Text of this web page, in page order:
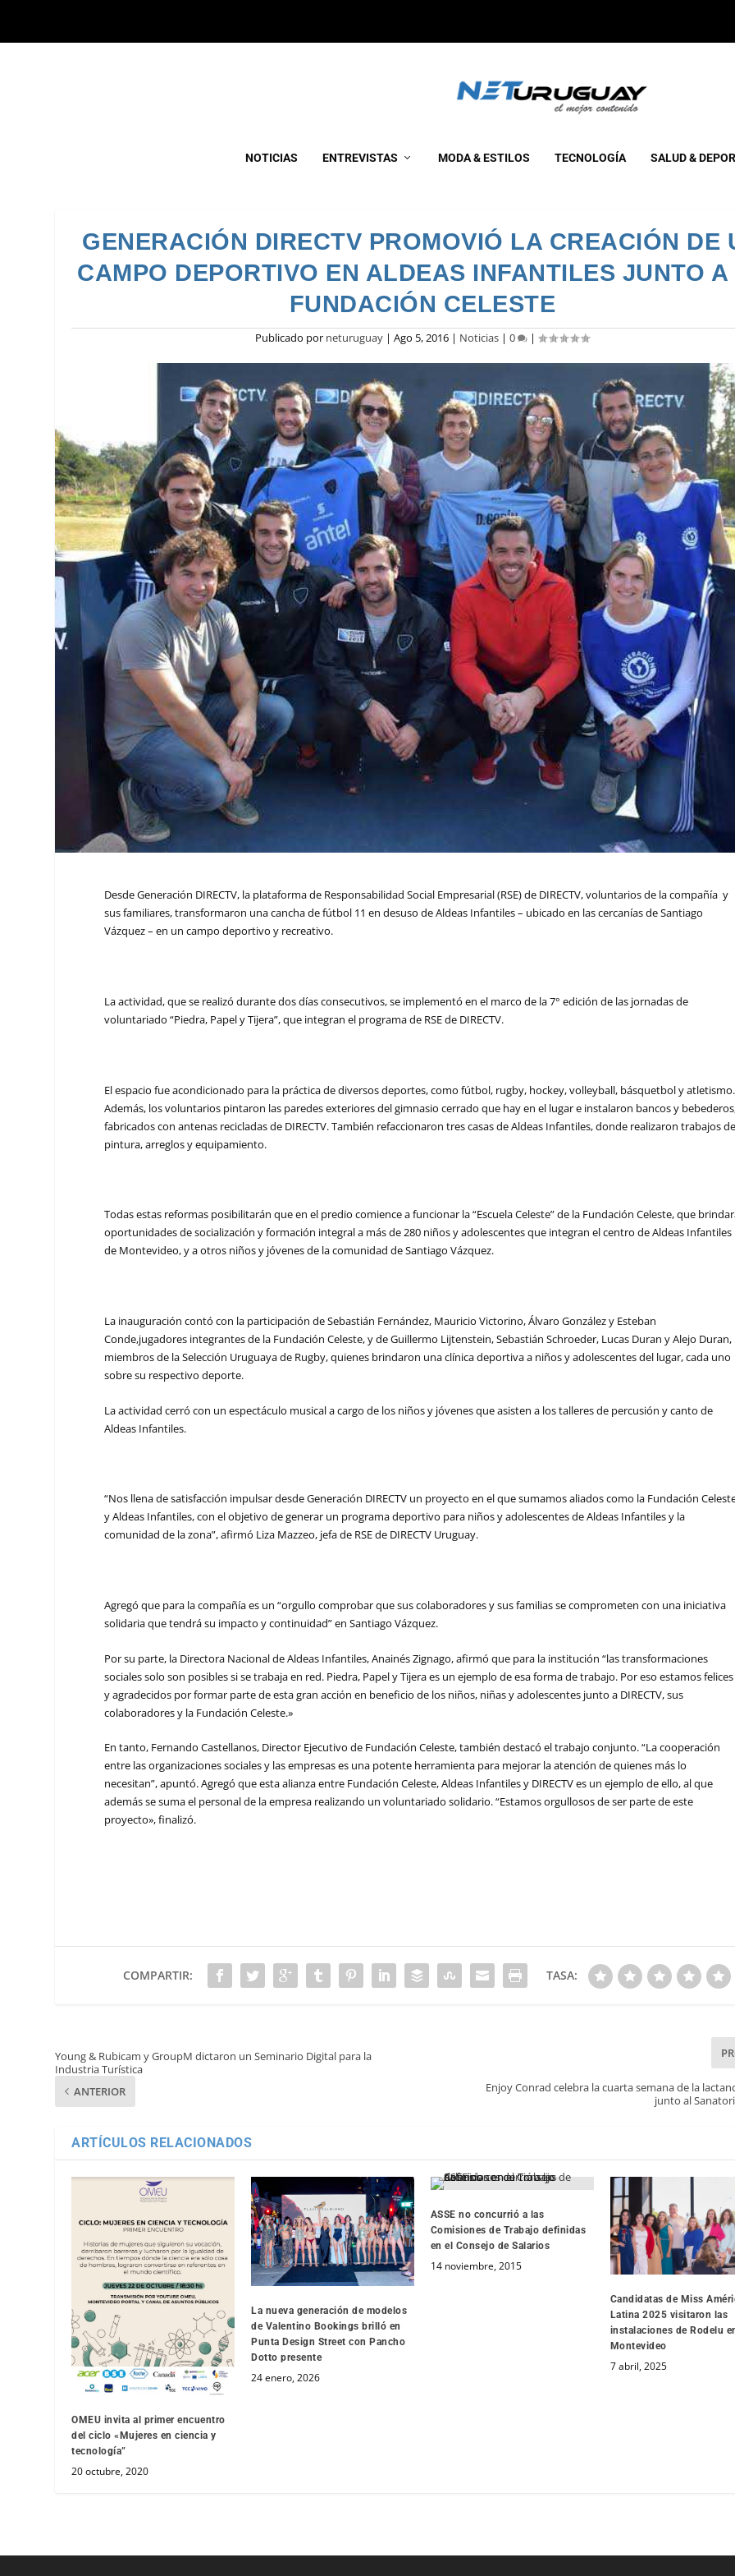
NOTICIAS ENTREVISTAS MODA & ESTILOS TECNOLOGÍA SALUD &
GENERACIÓN DIRECTV PROMOVIÓ LA CREACIÓN DE
CAMPO DEPORTIVO EN ALDEAS INFANTILES JUNTO
FUNDACIÓN CELESTE
Publicado por neturuguay |Ago 5, 2016 | Noticias |0 |
Desde Generación DIRECTV, la plataforma de Responsabilidad Social Empresarial (RSE) de DIRECTV, voluntarios de la compañía y
sus familiares, transformaron una cancha de fútbol 11 en desuso de Aldeas Infantiles – ubicado en las cercanías de Santiago
Vázquez – en un campo deportivo y recreativo.
La actividad, que se realizó durante dos días consecutivos, se implementó en el marco de la 7° edición de las jornadas de
voluntariado “Piedra, Papel y Tijera”, que integran el programa de RSE de DIRECTV.
El espacio fue acondicionado para la práctica de diversos deportes, como fútbol, rugby, hockey, volleyball, básquetbol y atletismo.
Además, los voluntarios pintaron las paredes exteriores del gimnasio cerrado que hay en el lugar e instalaron bancos y
fabricados con antenas recicladas de DIRECTV. También refaccionaron tres casas de Aldeas Infantiles, donde realizaron trabajos
pintura, arreglos y equipamiento.
Todas estas reformas posibilitarán que en el predio comience a funcionar la “Escuela Celeste” de la Fundación Celeste, que
oportunidades de socialización y formación integral a más de 280 niños y adolescentes que integran el centro de Aldeas Infantiles
de Montevideo, y a otros niños y jóvenes de la comunidad de Santiago Vázquez.
La inauguración contó con la participación deSebastián Fernández, Mauricio Victorino, Álvaro González y Esteban
Conde,jugadores integrantes de la Fundación Celeste, y de Guillermo Lijtenstein, Sebastián Schroeder, Lucas Duran y Alejo Duran,
miembros de la Selección Uruguaya de Rugby, quienes brindaron una clínica deportiva a niños y adolescentes del lugar, cada uno
sobre su respectivo deporte.
La actividad cerró con un espectáculo musical a cargo de los niños y jóvenes que asisten a los talleres de percusión y canto de
Aldeas Infantiles.
“Nos llena de satisfacción impulsar desde Generación DIRECTV un proyecto en el que sumamos aliados como la Fundación
y Aldeas Infantiles, con el objetivo de generar un programa deportivo para niños y adolescentes de Aldeas Infantiles y la
comunidad de la zona”, afirmó Liza Mazzeo, jefa de RSE de DIRECTV Uruguay.
Agregó que para la compañía es un “orgullo comprobar que sus colaboradores y sus familias se comprometen con una iniciativa
solidaria que tendrá su impacto y continuidad” en Santiago Vázquez.
Por su parte, la Directora Nacional de Aldeas Infantiles, Anainés Zignago, afirmó que para la institución “las transformaciones
sociales solo son posibles si se trabaja en red. Piedra, Papel y Tijeraes un ejemplo de esa forma de trabajo. Por eso estamos felices
y agradecidos por formar parte de esta gran acción en beneficio de los niños, niñas y adolescentes junto a DIRECTV, sus
colaboradores y la Fundación Celeste.»
En tanto, Fernando Castellanos, Director Ejecutivo de Fundación Celeste, también destacó el trabajo conjunto. “La cooperación
entre las organizaciones sociales y las empresas es una potente herramienta para mejorar la atención de quienes más lo
necesitan”, apuntó. Agregó que esta alianza entre Fundación Celeste, Aldeas Infantiles y DIRECTV es un ejemplo de ello, al que
además se suma el personal de la empresa realizando un voluntariado solidario. “Estamos orgullosos de ser parte de este
proyecto», finalizó.
COMPARTIR: TASA:
Young & Rubicam y GroupM dictaron un Seminario Digital para la
Industria Turística
ANTERIOR
Enjoy Conrad celebra la cuarta semana de la
junto al
ARTÍCULOS RELACIONADOS
OMEU invita al primer encuentro
del ciclo «Mujeres en ciencia y
tecnología”
20 octubre, 2020
La nueva generación de modelos
de Valentino Bookings brilló en
Punta Design Street con Pancho
Dotto presente
24 enero, 2026
ASSE no concurrió a las
Comisiones de Trabajo definidas
en el Consejo de Salarios
14 noviembre, 2015
Candidatas de Miss
Latina 2025 visitaron las
instalaciones de Rodelu
Montevideo
7 abril, 2025